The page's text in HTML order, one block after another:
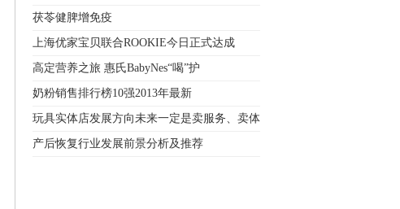
茯苓健脾增免疫
上海优家宝贝联合ROOKIE今日正式达成
高定营养之旅 惠氏BabyNes“喝”护
奶粉销售排行榜10强2013年最新
玩具实体店发展方向未来一定是卖服务、卖体
产后恢复行业发展前景分析及推荐